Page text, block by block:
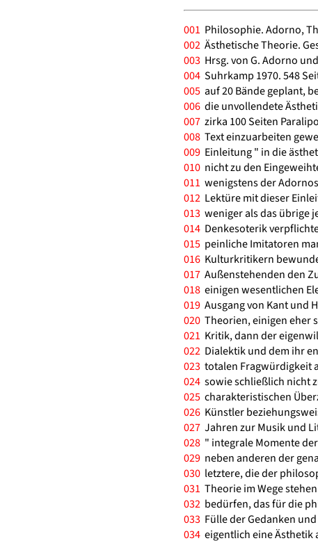
001 Philosophie. Adorno,
002 Ästhetische Theorie.
003 Hrsg. von G. Adorno
004 Suhrkamp 1970. 548
005 auf 20 Bände geplant,
006 die unvollendete
007 zirka 100 Seiten
008 Text einzuarbeiten
009 Einleitung " in die
010 nicht zu den
011 wenigstens der
012 Lektüre mit dieser
013 weniger als das übrige
014 Denkesoterik
015 peinliche Imitatoren
016 Kulturkritikern
017 Außenstehenden den
018 einigen wesentlichen
019 Ausgang von Kant und
020 Theorien, einigen eher
021 Kritik, dann der
022 Dialektik und dem ihr
023 totalen Fragwürdigkeit
024 sowie schließlich nicht
025 charakteristischen
026 Künstler
027 Jahren zur Musik und
028 " integrale Momente
029 neben anderen der
030 letztere, die der
031 Theorie im Wege
032 bedürfen, das für die
033 Fülle der Gedanken
034 eigentlich eine Ästhetik